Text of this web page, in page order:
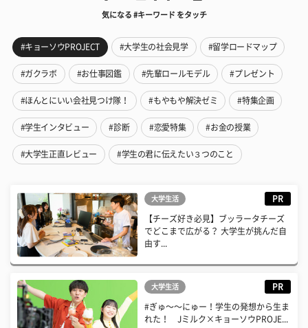
気になる #キーワード をタッチ
#キョーソウPROJECT #大学生の社会見学 #留学ロードマップ
#ガクラボ #お仕事図鑑 #先輩ロールモデル #プレゼント
#ほんとにいい会社見つけ隊！ #もやもや解決ゼミ #特集企画
#学生インタビュー #診断 #恋愛特集 #お金の授業
#大学生正直レビュー #学生の君に伝えたい３つのこと
大学生活 PR
【チーズ好き必見】ブッラータチーズ
でどこまで広がる？ 大学生が挑んだ自
由す...
大学生活 PR
#ぎゅ〜〜にゅー！学生の発想から生ま
れた！ Jミルク×キョーソウPROJE...